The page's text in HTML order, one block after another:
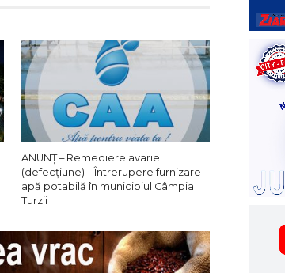
ANUNȚ – Remediere avarie
(defecțiune) – Întrerupere furnizare
apă potabilă în municipiul Câmpia
Turzii